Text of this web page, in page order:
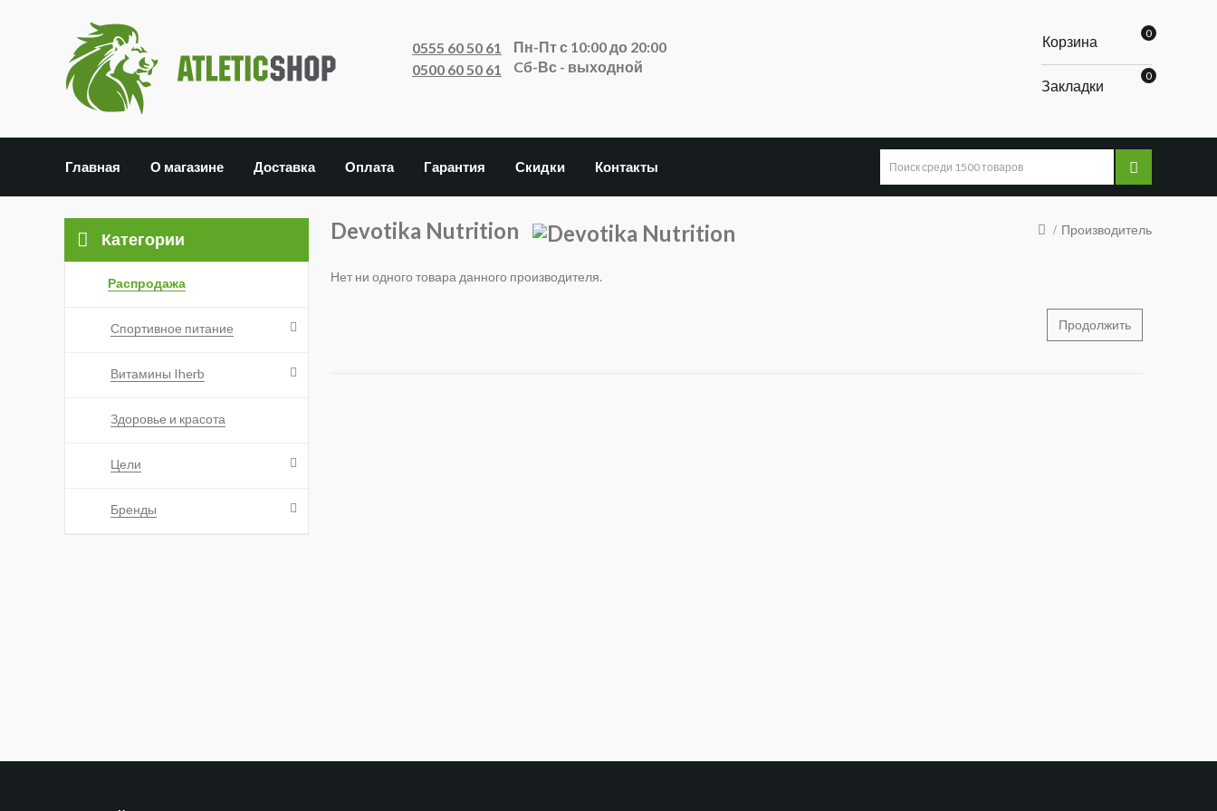
0555 60 50 61
0500 60 50 61
Пн-Пт с 10:00 до 20:00
Cб-Вс - выходной
Корзина 0
Закладки
0
Главная О магазине Доставка Оплата Гарантия Скидки Контакты
Производитель
Категории
Распродажа
Спортивное питание
Витамины Iherb
Здоровье и красота
Цели
Бренды
Devotika Nutrition
Нет ни одного товара данного производителя.
Продолжить